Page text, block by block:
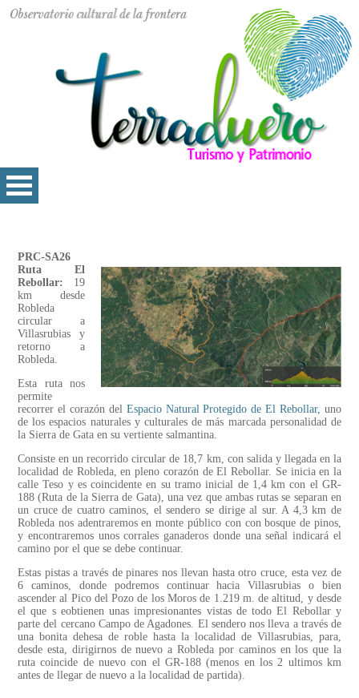
PRC-SA26
Ruta El
Rebollar: 19
km desde
Robleda
circular a
Villasrubias y
retorno a
Robleda.
Esta ruta nos
permite
recorrer el corazón del Espacio Natural Protegido de El Rebollar, uno
de los espacios naturales y culturales de más marcada personalidad de
la Sierra de Gata en su vertiente salmantina.
Consiste en un recorrido circular de 18,7 km, con salida y llegada en la
localidad de Robleda, en pleno corazón de El Rebollar. Se inicia en la
calle Teso y es coincidente en su tramo inicial de 1,4 km con el GR-
188 (Ruta de la Sierra de Gata), una vez que ambas rutas se separan en
un cruce de cuatro caminos, el sendero se dirige al sur. A 4,3 km de
Robleda nos adentraremos en monte público con con bosque de pinos,
y encontraremos unos corrales ganaderos donde una señal indicará el
camino por el que se debe continuar.
Estas pistas a través de pinares nos llevan hasta otro cruce, esta vez de
6 caminos, donde podremos continuar hacia Villasrubias o bien
ascender al Pico del Pozo de los Moros de 1.219 m. de altitud, y desde
el que s eobtienen unas impresionantes vistas de todo El Rebollar y
parte del cercano Campo de Agadones. El sendero nos lleva a través de
una bonita dehesa de roble hasta la localidad de Villasrubias, para,
desde esta, dirigirnos de nuevo a Robleda por caminos en los que la
ruta coincide de nuevo con el GR-188 (menos en los 2 ultimos km
antes de llegar de nuevo a la localidad de partida).